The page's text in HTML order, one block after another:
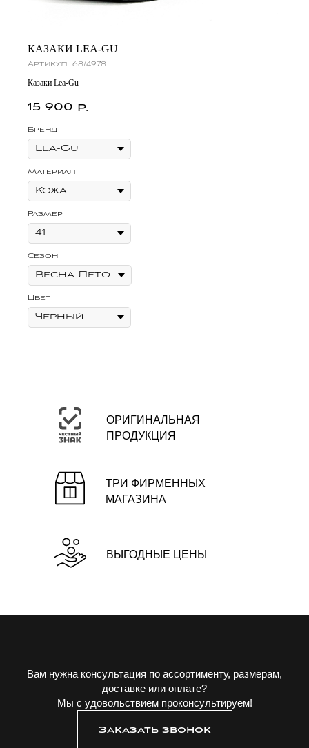
КАЗАКИ LEA-GU
Артикул: 68/4978
Казаки Lea-Gu
15 900 р.
Бренд
Материал
Размер
Сезон
Цвет
ОРИГИНАЛЬНАЯ
ПРОДУКЦИЯ
ТРИ ФИРМЕННЫХ
МАГАЗИНА
ВЫГОДНЫЕ ЦЕНЫ
Вам нужна консультация по ассортименту, размерам,
доставке или оплате?
Мы с удовольствием проконсультируем!
Заказать звонок